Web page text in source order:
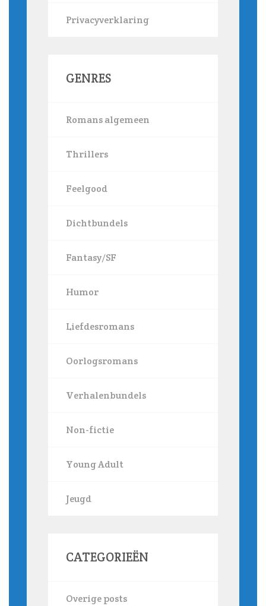
Privacyverklaring
GENRES
Romans algemeen
Thrillers
Feelgood
Dichtbundels
Fantasy/SF
Humor
Liefdesromans
Oorlogsromans
Verhalenbundels
Non-fictie
Young Adult
Jeugd
CATEGORIEËN
Overige posts